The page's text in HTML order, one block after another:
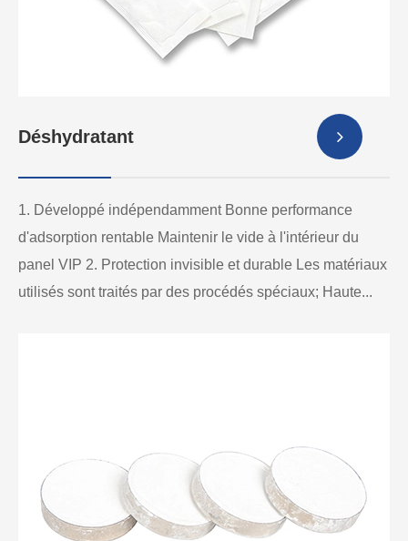
Déshydratant
1. Développé indépendamment Bonne performance
d'adsorption rentable Maintenir le vide à l'intérieur du
panel VIP 2. Protection invisible et durable Les matériaux
utilisés sont traités par des procédés spéciaux; Haute...